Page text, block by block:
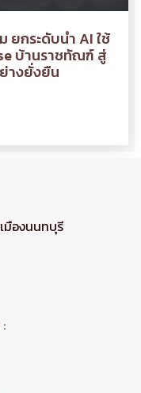
ยกระดับนำ AI ใช้
บ้านราชทัณฑ์ สู่
างยั่งยืน
มืองนนทบุรี